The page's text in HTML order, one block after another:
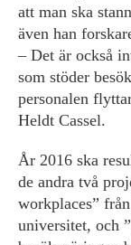
att man ska
även han
– Det är också
som stöder
personalen
Heldt Cassel.
År 2016 ska
de andra två
workplaces”
universitet, och